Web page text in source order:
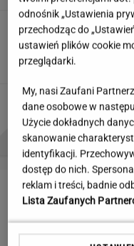
Nowe
sieci.
Autorzy:
NIEDZIAŁEK
PROBLEMY POLSKICH SIATKARZY
odnośnik „Ustawienia
przechodząc do
ustawień plików cookie
przeglądarki.
My, nasi Zaufani
dane osobowe w
Użycie dokładnych
skanowanie
identyfikacji.
dostęp do nich.
reklam i treści, badnie
Lista Zaufanych